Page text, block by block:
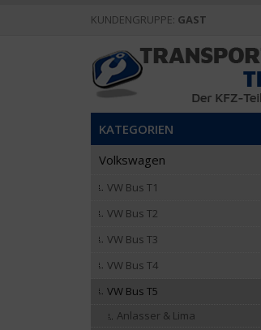
KUNDENGRUPPE: GAST
KATEGORIEN
Volkswagen
VW Bus T1
VW Bus T2
VW Bus T3
VW Bus T4
VW Bus T5
Anlasser & Lima